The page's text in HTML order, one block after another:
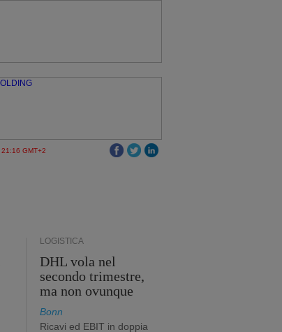
21:16 GMT+2
LOGISTICA
DHL vola nel
secondo trimestre,
ma non ovunque
Bonn
Ricavi ed EBIT in doppia